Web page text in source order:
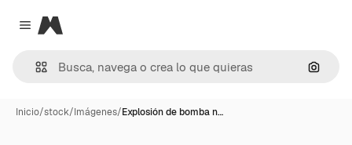
Close menu
Magnific
Inicio/stock/Imágenes/Explosión de bomba n…